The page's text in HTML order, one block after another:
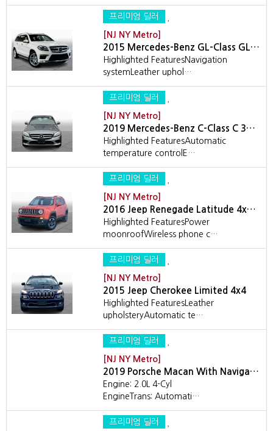
프리미엄 딜러
[NJ NY Metro]
2015 Mercedes-Benz GL-Class GL…
Highlighted FeaturesNavigation
systemLeather uphol…
프리미엄 딜러
[NJ NY Metro]
2019 Mercedes-Benz C-Class C 3…
Highlighted FeaturesAutomatic
temperature controlE…
프리미엄 딜러
[NJ NY Metro]
2016 Jeep Renegade Latitude 4x…
Highlighted FeaturesPower
moonroofWireless phone c…
프리미엄 딜러
[NJ NY Metro]
2015 Jeep Cherokee Limited 4x4
Highlighted FeaturesLeather
upholsteryAutomatic te…
프리미엄 딜러
[NJ NY Metro]
2019 Porsche Macan With Naviga…
Engine: 2.0L 4-Cyl
EngineTrans: Automati…
프리미엄 딜러